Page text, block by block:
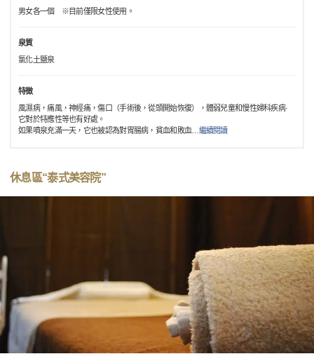
男女各一個 ※目前僅限女性使用。
泉質
氯化土鹽泉
特徵
風濕病，痛風，神經痛，傷口（手術後，從頭開始恢復），體弱兒童和慢性婦科疾病·
它對於特應性等也有好處。
如果噴泉充滿一天，它也被認為對胃腸病，貧血和敗血
繼續閱讀
休息區“泰式美容院”